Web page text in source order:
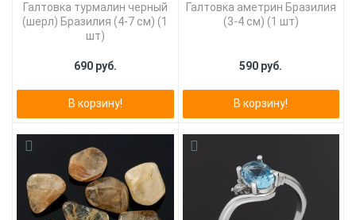
Галтовка турмалин черный
(шерл) Бразилия (4-7 см) (1
шт)
690 руб.
В корзину!
Галтовка аметрин Бразилия
(3-4 см) (1 шт)
590 руб.
В корзину!